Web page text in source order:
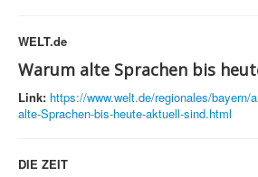
WELT.de
Warum alte Sprachen bis
Link: https://www.welt.de/regionales/bayern/
alte-Sprachen-bis-heute-aktuell-sind.html
DIE ZEIT